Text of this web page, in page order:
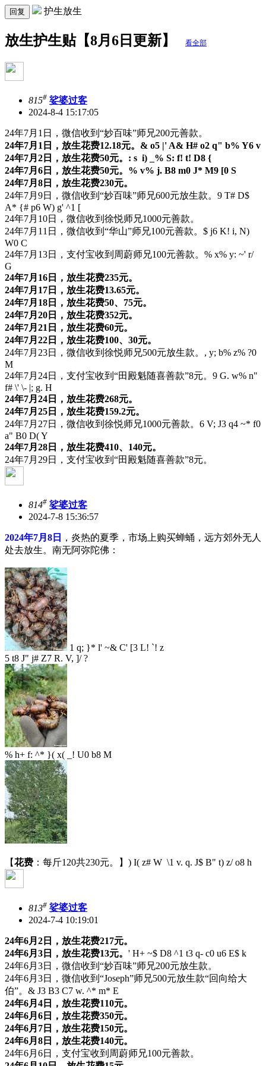
回复 护生放生
放生护生贴【8月6日更新】 看全部
815# 娑婆过客
2024-8-4 15:17:05
24年7月1日，微信收到“妙百味”师兄200元善款。
24年7月1日，放生花费12.18元。 & o5 |' A& H# o2 q" b% Y6 v
24年7月2日，放生花费50元。 : s i) _% S: f! t! D8 {
24年7月6日，放生花费50元。 % v% j. B8 m0 J* M9 [0 S
24年7月8日，放生花费230元。
24年7月9日，微信收到“妙百味”师兄600元放生款。 9 T# D$
A* {# p6 W) g' ^1 [
24年7月10日，微信收到徐悦师兄1000元善款。
24年7月11日，微信收到“华山”师兄100元善款。 $ j6 K! i, N)
W0 C
24年7月13日，支付宝收到周蔚师兄100元善款。 % x% y: ~' r/
G
24年7月16日，放生花费235元。
24年7月17日，放生花费13.65元。
24年7月18日，放生花费50、75元。
24年7月20日，放生花费352元。
24年7月21日，放生花费60元。
24年7月22日，放生花费100、30元。
24年7月23日，微信收到徐悦师兄500元放生款。 , y; b% z% ?0
M
24年7月24日，支付宝收到“田殿魁随喜善款”8元。 9 G. w% n"
f# \' \- |; g. H
24年7月24日，放生花费268元。
24年7月25日，放生花费159.2元。
24年7月27日，微信收到徐悦师兄1000元善款。 6 V; J3 q4 ~* f0
a" B0 D( Y
24年7月28日，放生花费410、140元。
24年7月29日，支付宝收到“田殿魁随喜善款”8元。
814# 娑婆过客
2024-7-8 15:36:57
2024年7月8日
，炎热的夏季，市场上购买蝉蛹，远方郊外无人
处去放生。南无阿弥陀佛：
1 q; }* l' ~& C' [3 L! `! z
5 t8 J" j# Z7 R. V, ]/ ?
% h+ f: ^* }( x( _! U0 b8 M
【花费 ：每斤120共230元。】 ) I( z# W \1 v. q. J$ B" t) z/ o8 h
813# 娑婆过客
2024-7-4 10:19:01
24年6月2日，放生花费217元。
24年6月3日，放生花费13元。 ' H+ ~$ D8 ^1 t3 q- c0 u6 E$ k
24年6月3日，微信收到“妙百味”师兄200元放生款。
24年6月3日，微信收到“Joseph”师兄500元放生款“回向给大
伯”。 & J3 B3 C7 w. ^* m* E
24年6月4日，放生花费110元。
24年6月6日，放生花费350元。
24年6月7日，放生花费150元。
24年6月8日，放生花费140元。
24年6月6日，支付宝收到周蔚师兄100元善款。